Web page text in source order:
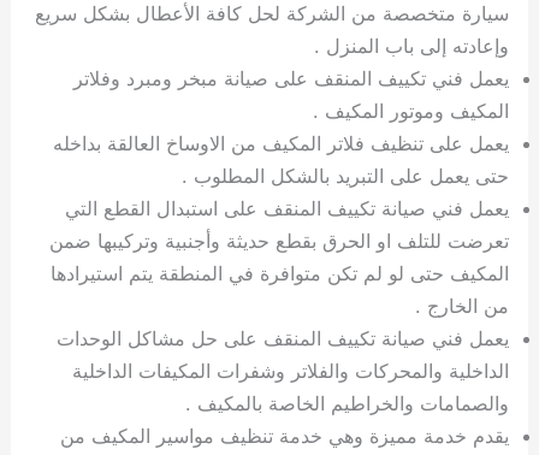
سيارة متخصصة من الشركة لحل كافة الأعطال بشكل سريع
وإعادته إلى باب المنزل .
يعمل فني تكييف المنقف على صيانة مبخر ومبرد وفلاتر
المكيف وموتور المكيف .
يعمل على تنظيف فلاتر المكيف من الاوساخ العالقة بداخله
حتى يعمل على التبريد بالشكل المطلوب .
يعمل فني صيانة تكييف المنقف على استبدال القطع التي
تعرضت للتلف او الحرق بقطع حديثة وأجنبية وتركيبها ضمن
المكيف حتى لو لم تكن متوافرة في المنطقة يتم استيرادها
من الخارج .
يعمل فني صيانة تكييف المنقف على حل مشاكل الوحدات
الداخلية والمحركات والفلاتر وشفرات المكيفات الداخلية
والصمامات والخراطيم الخاصة بالمكيف .
يقدم خدمة مميزة وهي خدمة تنظيف مواسير المكيف من